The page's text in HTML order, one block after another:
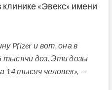
клинике «Эвекс» имени
Pfizer и вот, она в
тысячи доз. Эти дозы
14 тысяч человек», —